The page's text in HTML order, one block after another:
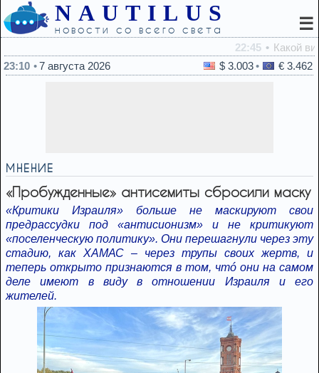
NAUTILUS
новости со всего света ☰
Какой вид хлеба врачи советуют есть для контроля
23:10
7 августа 2026 $ 3.003 € 3.462
МНЕНИЕ
«Пробужденные» антисемиты сбросили маску
«Критики Израиля» больше не маскируют свои
предрассудки под «антисионизм» и не критикуют
«поселенческую политику». Они перешагнули через эту
стадию, как ХАМАС – через трупы своих жертв, и
теперь открыто признаются в том, чтó они на самом
деле имеют в виду в отношении Израиля и его
жителей.